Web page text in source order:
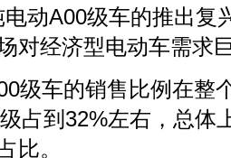
动A00级车的推出复
对经济型电动车需求
级车的销售比例在整
占到32%左右，总体
比。